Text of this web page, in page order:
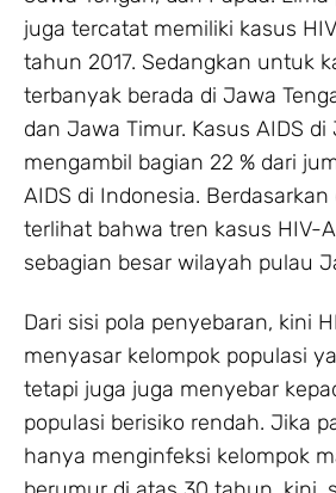
juga tercatat memiliki kasus
tahun 2017. Sedangkan untuk
terbanyak berada di Jawa
dan Jawa Timur. Kasus AIDS di
mengambil bagian 22 % dari
AIDS di Indonesia.
terlihat bahwa tren kasus HIV-
sebagian besar wilayah pulau
Dari sisi pola penyebaran, kini
menyasar kelompok populasi
tetapi juga juga menyebar
populasi berisiko rendah. Jika
hanya menginfeksi kelompok